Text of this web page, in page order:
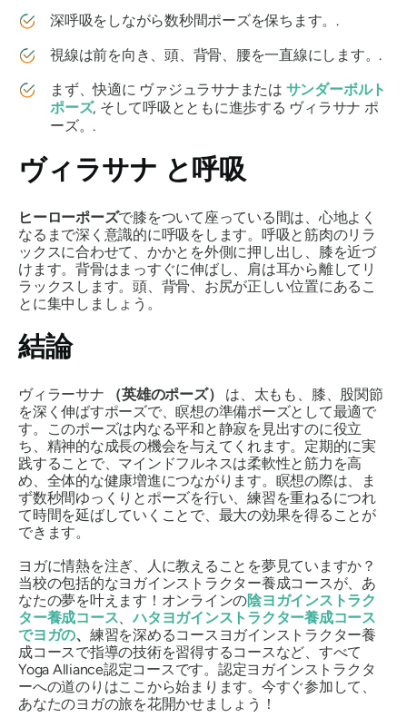
深呼吸をしながら数秒間ポーズを保ちます。.
視線は前を向き、頭、背骨、腰を一直線にします。.
まず、快適に ヴァジュラサナまたは サンダーボルト
ポーズ, そして呼吸とともに進歩する ヴィラサナ ポ
ーズ。.
ヴィラサナ と呼吸
ヒーローポーズで膝をついて座っている間は、心地よく
なるまで深く意識的に呼吸をします。呼吸と筋肉のリラ
ックスに合わせて、かかとを外側に押し出し、膝を近づ
けます。背骨はまっすぐに伸ばし、肩は耳から離してリ
ラックスします。頭、背骨、お尻が正しい位置にあるこ
とに集中しましょう。
結論
ヴィラーサナ （英雄のポーズ）
は、太もも、膝、股関節
を深く伸ばすポーズで、瞑想の準備ポーズとして最適で
す。このポーズは内なる平和と静寂を見出すのに役立
ち、精神的な成長の機会を与えてくれます。定期的に実
践することで、マインドフルネスは柔軟性と筋力を高
め、全体的な健康増進につながります。瞑想の際は、ま
ず数秒間ゆっくりとポーズを行い、練習を重ねるにつれ
て時間を延ばしていくことで、最大の効果を得ることが
できます。
ヨガに情熱を注ぎ、人に教えることを夢見ていますか？
当校の包括的なヨガインストラクター養成コースが、あ
なたの夢を叶えます！オンラインの陰ヨガインストラク
ター養成コース、ハタヨガインストラクター養成コース
でヨガの、 練習を深めるコースヨガインストラクター養
成コースで指導の技術を習得するコースなど、すべて
Yoga Alliance認定コースです。認定ヨガインストラクタ
ーへの道のりはここから始まります。今すぐ参加して、
あなたのヨガの旅を花開かせましょう！